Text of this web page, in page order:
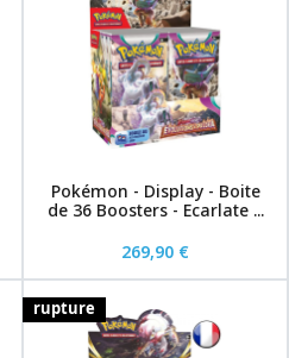
Pokémon - Display - Boite
de 36 Boosters - Ecarlate ...
269,90 €
rupture